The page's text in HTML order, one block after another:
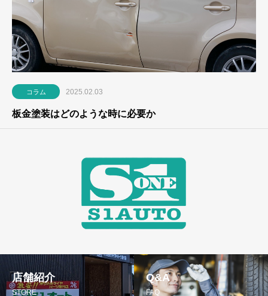
コラム 2025.02.03
板金塗装はどのような時に必要か
店舗紹介
STORE
Q&A
FAQ